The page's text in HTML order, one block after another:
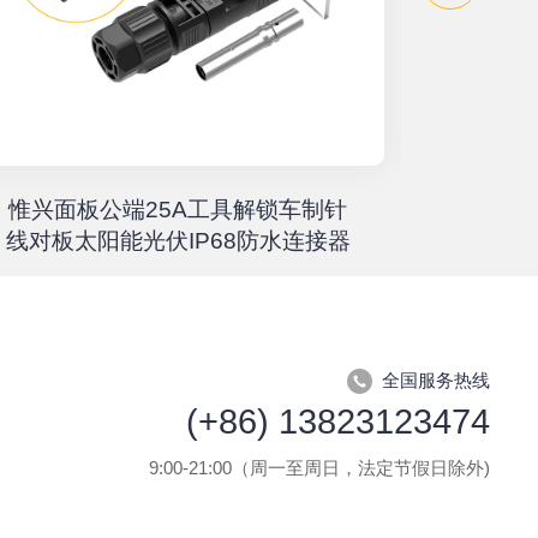
惟兴面板公端25A工具解锁车制针
线对板太阳能光伏IP68防水连接器
全国服务热线
(+86) 13823123474
9:00-21:00（周一至周日，法定节假日除外)